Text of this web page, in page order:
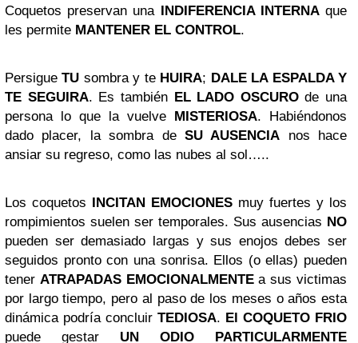
Coquetos preservan una INDIFERENCIA INTERNAque
les permite MANTENER EL CONTROL.
PersigueTU sombra y te HUIRA; DALE LA ESPALDA Y
TE SEGUIRA. Es también EL LADO OSCUROde una
persona lo que la vuelve MISTERIOSA. Habiéndonos
dado placer, la sombra de SU AUSENCIA nos hace
ansiar su regreso, como las nubes al sol…..
Los coquetos INCITAN EMOCIONES muy fuertes y los
rompimientos suelen ser temporales. Sus ausencias NO
pueden ser demasiado largas y sus enojos debes ser
seguidos pronto con una sonrisa. Ellos (o ellas) pueden
tener ATRAPADAS EMOCIONALMENTEa sus victimas
por largo tiempo, pero al paso de los meses o años esta
dinámica podría concluir TEDIOSA. El COQUETO FRIO
puede gestar UN ODIO PARTICULARMENTE